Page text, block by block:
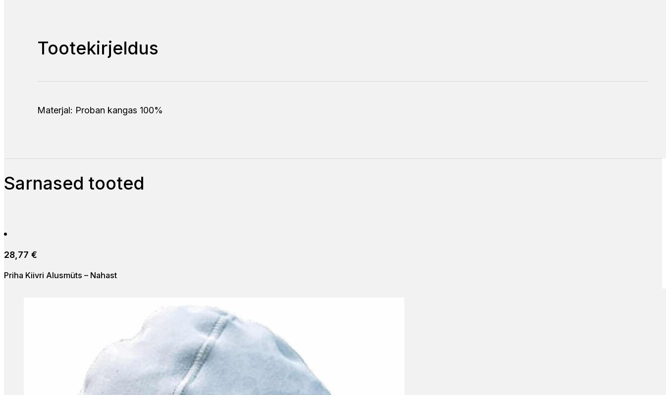
Tootekirjeldus
Materjal: Proban kangas 100%
Sarnased tooted
28,77 €
Priha Kiivri Alusmüts – Nahast